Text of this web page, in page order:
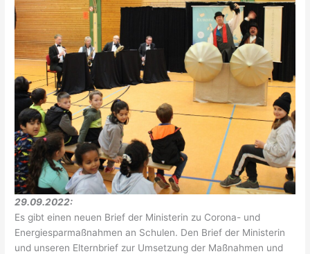
29.09.2022:
Es gibt einen neuen Brief der Ministerin zu Corona- und
Energiesparmaßnahmen an Schulen. Den Brief der Ministerin
und unseren Elternbrief zur Umsetzung der Maßnahmen und